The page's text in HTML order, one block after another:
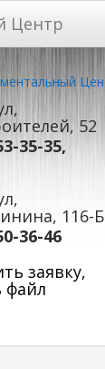
Центр
52
35-35,
116-Б
36-46
заявку,
файл